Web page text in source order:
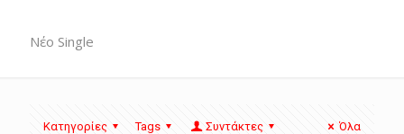
Νέο Single
Κατηγορίες Tags Συντάκτες Όλα